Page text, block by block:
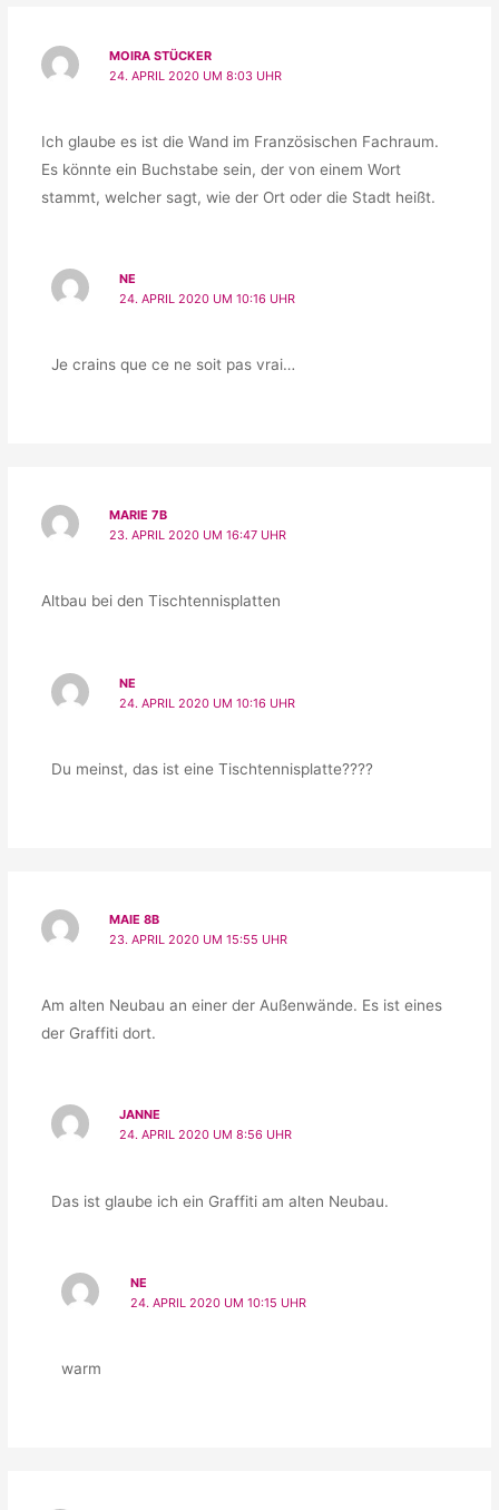
MOIRA STÜCKER
24. APRIL 2020 UM 8:03 UHR
Ich glaube es ist die Wand im Französischen Fachraum.
Es könnte ein Buchstabe sein, der von einem Wort
stammt, welcher sagt, wie der Ort oder die Stadt heißt.
NE
24. APRIL 2020 UM 10:16 UHR
Je crains que ce ne soit pas vrai…
MARIE 7B
23. APRIL 2020 UM 16:47 UHR
Altbau bei den Tischtennisplatten
NE
24. APRIL 2020 UM 10:16 UHR
Du meinst, das ist eine Tischtennisplatte????
MAIE 8B
23. APRIL 2020 UM 15:55 UHR
Am alten Neubau an einer der Außenwände. Es ist eines
der Graffiti dort.
JANNE
24. APRIL 2020 UM 8:56 UHR
Das ist glaube ich ein Graffiti am alten Neubau.
NE
24. APRIL 2020 UM 10:15 UHR
warm